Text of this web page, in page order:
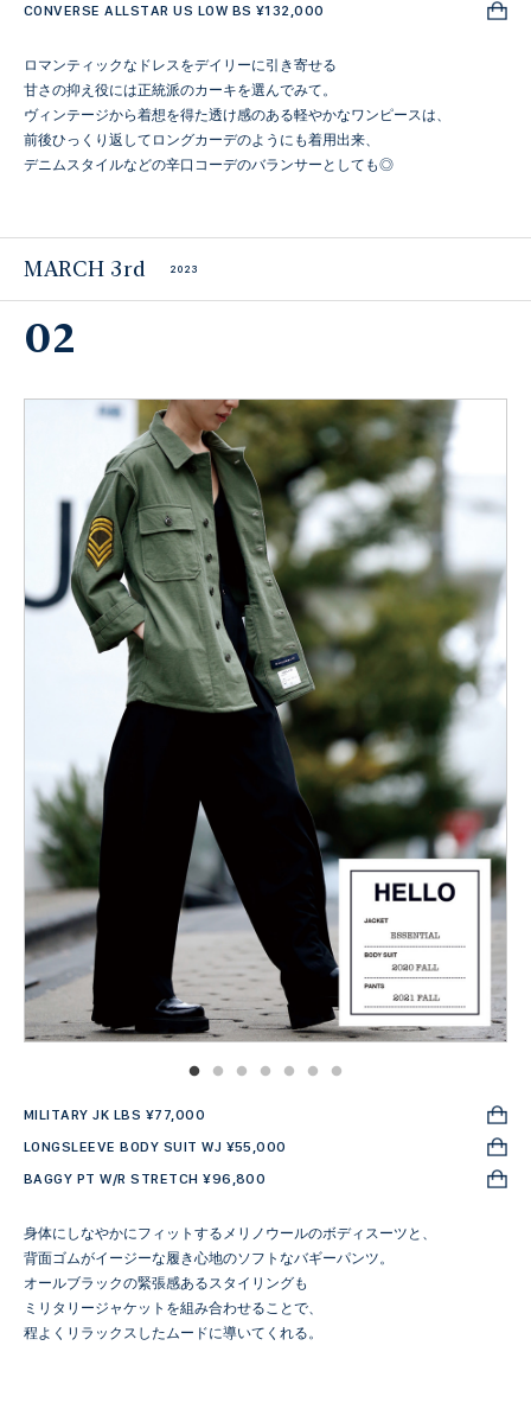
CONVERSE ALLSTAR US LOW BS ¥132,000
ロマンティックなドレスをデイリーに引き寄せる
甘さの抑え役には正統派のカーキを選んでみて。
ヴィンテージから着想を得た透け感のある軽やかなワンピースは、
前後ひっくり返してロングカーデのようにも着用出来、
デニムスタイルなどの辛口コーデのバランサーとしても◎
MARCH 3rd 2023
02
MILITARY JK LBS ¥77,000
LONGSLEEVE BODY SUIT WJ ¥55,000
BAGGY PT W/R STRETCH ¥96,800
身体にしなやかにフィットするメリノウールのボディスーツと、
背面ゴムがイージーな履き心地のソフトなバギーパンツ。
オールブラックの緊張感あるスタイリングも
ミリタリージャケットを組み合わせることで、
程よくリラックスしたムードに導いてくれる。